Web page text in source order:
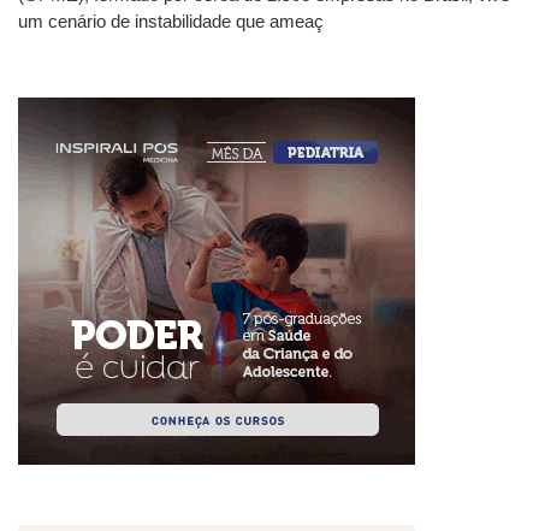
um cenário de instabilidade que ameaç